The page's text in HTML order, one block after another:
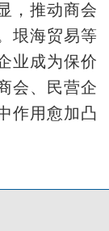
，推动商会
垠海贸易等
业成为保价
会、民营企
作用愈加凸